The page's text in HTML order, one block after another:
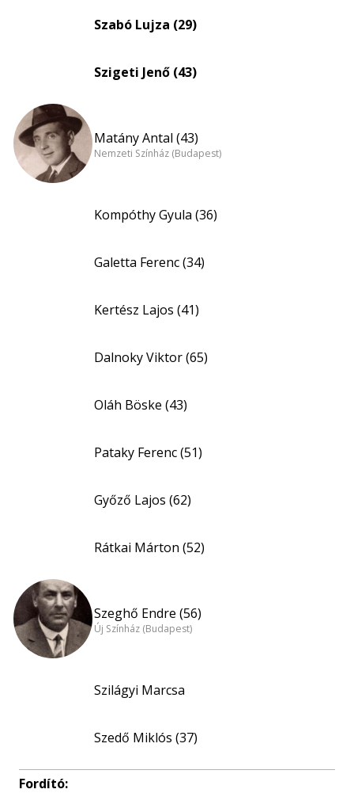
Szabó Lujza (29)
Szigeti Jenő (43)
Matány Antal (43)
Nemzeti Színház (Budapest)
Kompóthy Gyula (36)
Galetta Ferenc (34)
Kertész Lajos (41)
Dalnoky Viktor (65)
Oláh Böske (43)
Pataky Ferenc (51)
Győző Lajos (62)
Rátkai Márton (52)
Szeghő Endre (56)
Új Színház (Budapest)
Szilágyi Marcsa
Szedő Miklós (37)
Fordító: